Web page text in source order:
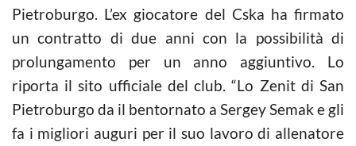
Pietroburgo. L’ex giocatore del Cska ha firmato
un contratto di due anni con la possibilità di
prolungamento per un anno aggiuntivo. Lo
riporta il sito ufficiale del club. “Lo Zenit di San
Pietroburgo da il bentornato a Sergey Semak e gli
fa i migliori auguri per il suo lavoro di allenatore